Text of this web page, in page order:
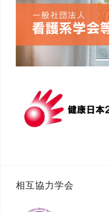
相互協力学会